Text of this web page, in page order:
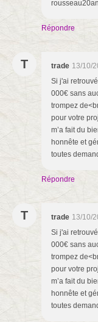
Répondre
T trade 13/10/
Si j'ai
000€ sans
trompez
pour votre
m’a fait du
honnête et
toutes
Répondre
T trade 13/10/
Si j'ai
000€ sans
trompez
pour votre
m’a fait du
honnête et
toutes